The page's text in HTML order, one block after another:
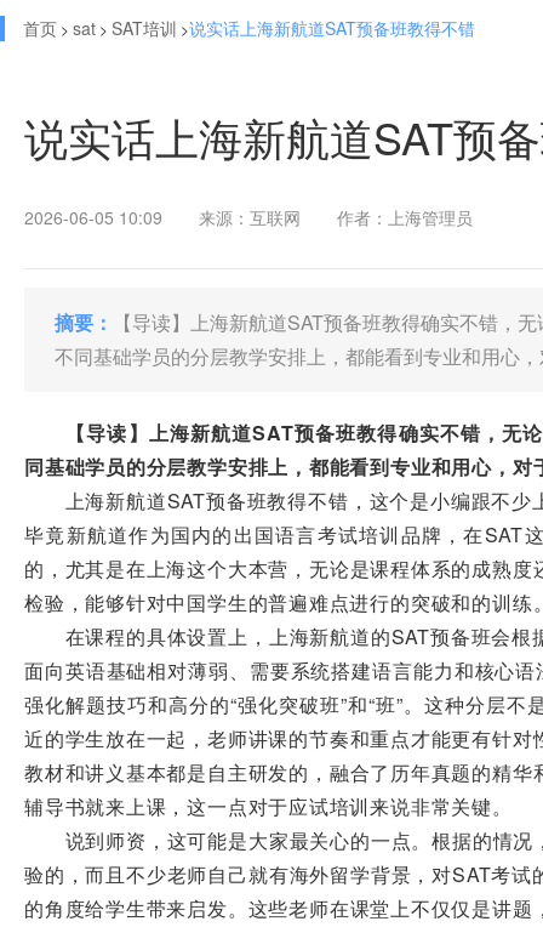
首页 > sat > SAT培训 >说实话上海新航道SAT预备班教得不错
说实话上海新航道SAT预
2026-06-05 10:09 来源：互联网 作者：上海管理员
摘要：
【导读】上海新航道SAT预备班教得确实不错，
不同基础学员的分层教学安排上，都能看到专业和用心
【导读】上海新航道SAT预备班教得确实不错，
同基础学员的分层教学安排上，都能看到专业和用心，
上海新航道SAT预备班教得不错，这个是小编跟不少
毕竟新航道作为国内的出国语言考试培训品牌，在SAT
的，尤其是在上海这个大本营，无论是课程体系的成熟
检验，能够针对中国学生的普遍难点进行的突破和的训练
在课程的具体设置上，上海新航道的SAT预备班会根
面向英语基础相对薄弱、需要系统搭建语言能力和核心
强化解题技巧和高分的“强化突破班”和“班”。这种分层
近的学生放在一起，老师讲课的节奏和重点才能更有针
教材和讲义基本都是自主研发的，融合了历年真题的精
辅导书就来上课，这一点对于应试培训来说非常关键。
说到师资，这可能是大家最关心的一点。根据的情况
验的，而且不少老师自己就有海外留学背景，对SAT考
的角度给学生带来启发。这些老师在课堂上不仅仅是讲